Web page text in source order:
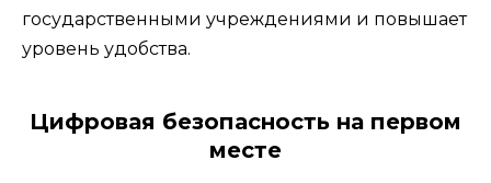
государственными учреждениями и повышает
уровень удобства.
Цифровая безопасность на первом
месте